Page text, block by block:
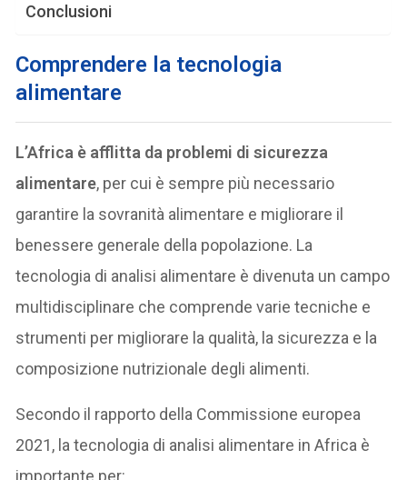
Conclusioni
Comprendere la tecnologia
alimentare
L’Africa è afflitta da problemi di sicurezza
alimentare, per cui è sempre più necessario
garantire la sovranità alimentare e migliorare il
benessere generale della popolazione. La
tecnologia di analisi alimentare è divenuta un campo
multidisciplinare che comprende varie tecniche e
strumenti per migliorare la qualità, la sicurezza e la
composizione nutrizionale degli alimenti.
Secondo il rapporto della Commissione europea
2021, la tecnologia di analisi alimentare in Africa è
importante per: